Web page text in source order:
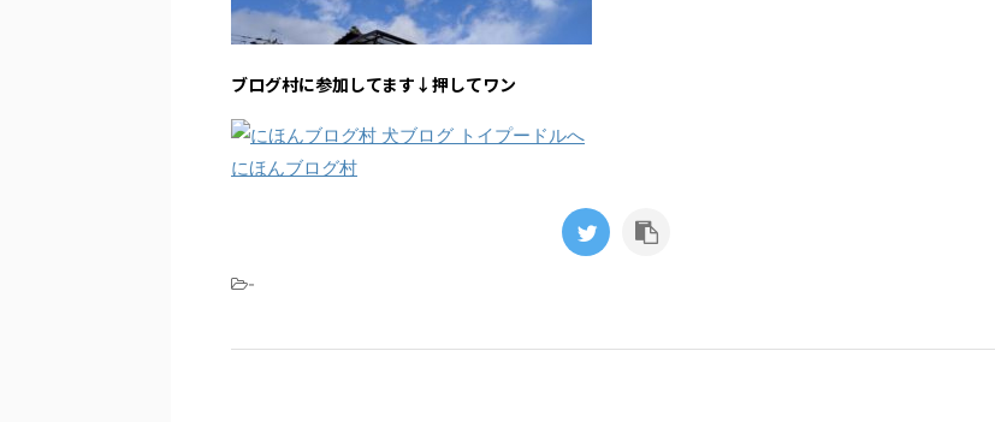
ブログ村に参加してます↓押してワン
にほんブログ村
-